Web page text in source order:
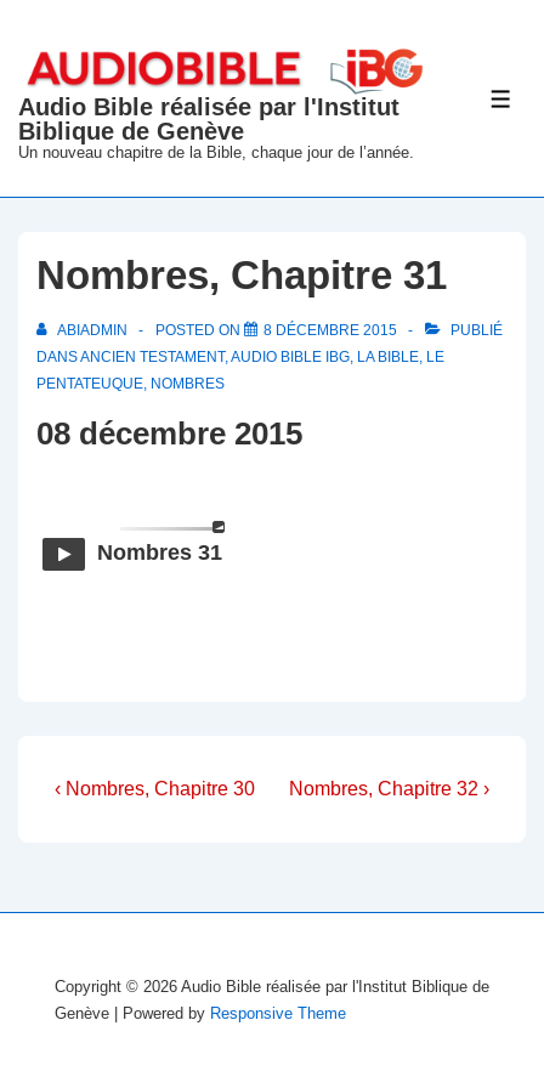
passer
contenu
principal
Audio Bible réalisée par l'Institut
Biblique de Genève
Un nouveau chapitre de la Bible, chaque jour de l’année.
Nombres, Chapitre 31
ABIADMIN POSTED ON 8 DÉCEMBRE 2015
PUBLIÉ
DANSANCIEN TESTAMENT,AUDIO BIBLE IBG, LA BIBLE, LE
PENTATEUQUE, NOMBRES
08 décembre 2015
Nombres 31
Navigation
Previous
‹ Nombres, Chapitre 30
Next
Nombres, Chapitre 32 ›
Copyright © 2026 Audio Bible réalisée par l'Institut Biblique de
Genève
| Powered by Responsive Theme